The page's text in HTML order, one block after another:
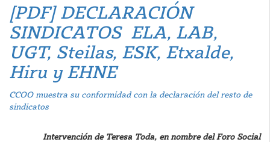
[PDF] DECLARACIÓN
SINDICATOS ELA, LAB,
UGT, Steilas, ESK, Etxalde,
Hiru y EHNE
CCOO muestra su conformidad con la declaración del resto de
sindicatos
Intervención de Teresa Toda, en nombre del Foro Social